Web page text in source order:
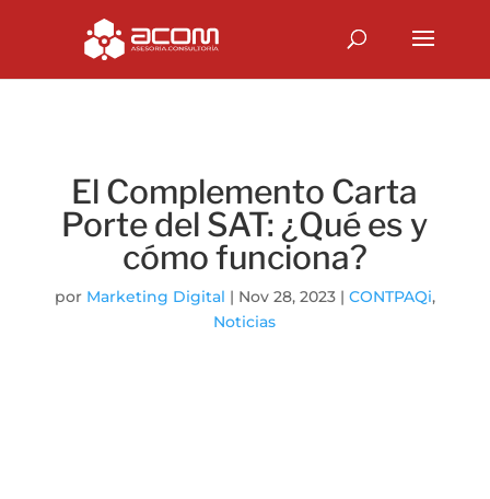
El Complemento Carta
Porte del SAT: ¿Qué es y
cómo funciona?
por Marketing Digital | Nov 28, 2023| CONTPAQi,
Noticias